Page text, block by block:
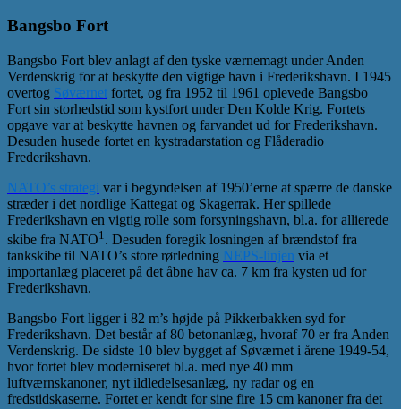
Bangsbo Fort
Bangsbo Fort blev anlagt af den tyske værnemagt under Anden
Verdenskrig for at beskytte den vigtige havn i Frederikshavn. I 1945
overtog Søværnet fortet, og fra 1952 til 1961 oplevede Bangsbo
Fort sin storhedstid som kystfort under Den Kolde Krig. Fortets
opgave var at beskytte havnen og farvandet ud for Frederikshavn.
Desuden husede fortet en kystradarstation og Flåderadio
Frederikshavn.
NATO’s strategi var i begyndelsen af 1950’erne at spærre de danske
stræder i det nordlige Kattegat og Skagerrak. Her spillede
Frederikshavn en vigtig rolle som forsyningshavn, bl.a. for allierede
skibe fra NATO1. Desuden foregik losningen af brændstof fra
tankskibe til NATO’s store rørledning NEPS-linjen via et
importanlæg placeret på det åbne hav ca. 7 km fra kysten ud for
Frederikshavn.
Bangsbo Fort ligger i 82 m’s højde på Pikkerbakken syd for
Frederikshavn. Det består af 80 betonanlæg, hvoraf 70 er fra Anden
Verdenskrig. De sidste 10 blev bygget af Søværnet i årene 1949-54,
hvor fortet blev moderniseret bl.a. med nye 40 mm
luftværnskanoner, nyt ildledelsesanlæg, ny radar og en
fredstidskaserne. Fortet er kendt for sine fire 15 cm kanoner fra det